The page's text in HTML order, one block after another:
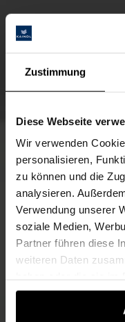
Zustimmung
Diese Webseite
Wir verwenden
personalisieren,
zu können und die
analysieren.
Verwendung unserer
soziale Medien,
Partner führen diese
weiteren Daten
gesammelt haben.